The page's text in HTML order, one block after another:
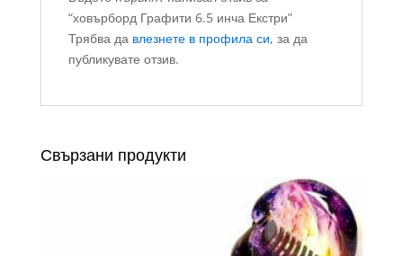
“ховърборд Графити 6.5 инча Екстри”
Трябва да влезнете в профила си, за да
публикувате отзив.
Свързани продукти